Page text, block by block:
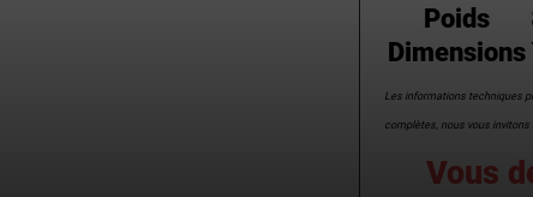
Poids
Dimensions
Les informations techniques
complètes, nous vous
Vous